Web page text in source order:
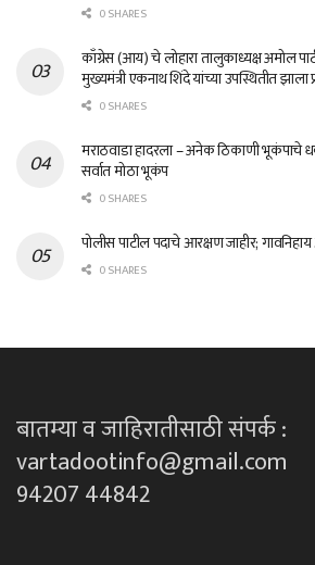
0 SHARES
काँग्रेस (आय) चे लोहारा तालुकाध्यक्ष अमोल
मुख्यमंत्री एकनाथ शिंदे यांच्या उपस्थितीत झाला
0 SHARES
मराठवाडा हादरला – अनेक ठिकाणी भूकंपाचे
सर्वात मोठा भूकंप
0 SHARES
पोलीस पाटील पदाचे आरक्षण जाहीर;
0 SHARES
बातम्या व जाहिरातीसाठी संपर्क :
vartadootinfo@gmail.com
94207 44842